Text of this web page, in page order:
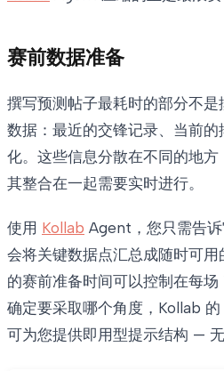
赛前数据准备
撰写预测帖子最耗时的部分不
数据：最近的交锋记录、当前
化。这些信息分散在不同的地
其整合在一起需要实时进行。
使用 Kollab Agent，您只需告
会将关键数据点汇总成随时可
的赛前准备时间可以控制在每
确定要采取哪个角度，Kollab
可为您提供即用型提示结构 — 无